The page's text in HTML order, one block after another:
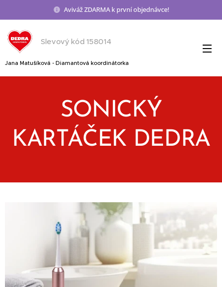
Aviváž ZDARMA k první objednávce!
Slevový kód 158014
Jana Matušíková - Diamantová koordinátorka
SONICKÝ
KARTÁČEK DEDRA